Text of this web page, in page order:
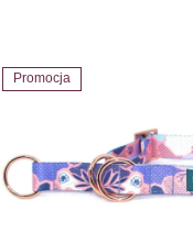
Promocja